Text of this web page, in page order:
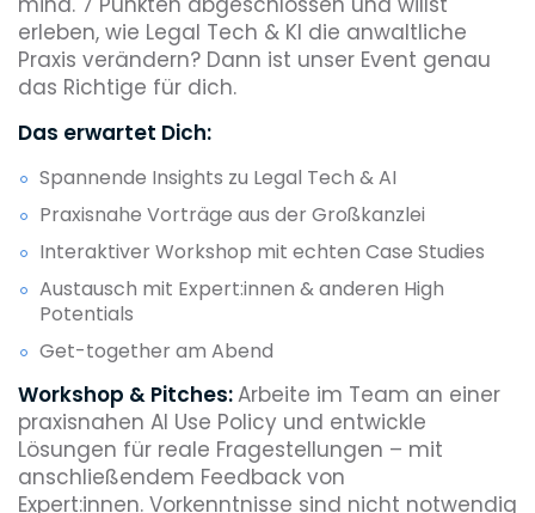
erleben, wie Legal Tech & KI die anwaltliche
Praxis verändern? Dann ist unser Event genau
das Richtige für dich.
Das erwartet Dich:
Spannende Insights zu Legal Tech & AI
Praxisnahe Vorträge aus der Großkanzlei
Interaktiver Workshop mit echten Case Studies
Austausch mit Expert:innen & anderen High
Potentials
Get-together am Abend
Workshop & Pitches:Arbeite im Team an einer
praxisnahen AI Use Policy und entwickle
Lösungen für reale Fragestellungen – mit
anschließendem Feedback von
Expert:innen. Vorkenntnisse sind nicht notwendig